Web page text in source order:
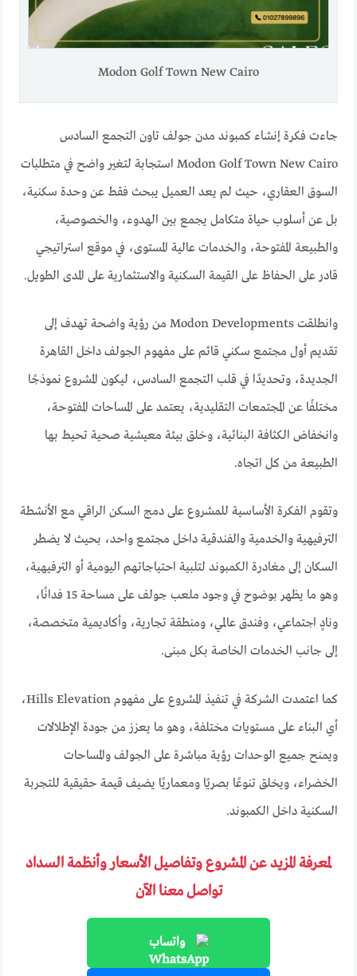
Modon Golf Town New Cairo
جاءت فكرة إنشاء كمبوند مدن جولف تاون التجمع السادس
Modon Golf Town New Cairo استجابة لتغير واضح في متطلبات
السوق العقاري، حيث لم يعد العميل يبحث فقط عن وحدة سكنية،
بل عن أسلوب حياة متكامل يجمع بين الهدوء، والخصوصية،
والطبيعة المفتوحة، والخدمات عالية المستوى، في موقع استراتيجي
قادر على الحفاظ على القيمة السكنية والاستثمارية على المدى الطويل.
وانطلقت Modon Developments من رؤية واضحة تهدف إلى
تقديم أول مجتمع سكني قائم على مفهوم الجولف داخل القاهرة
الجديدة، وتحديدًا في قلب التجمع السادس، ليكون المشروع نموذجًا
مختلفًا عن المجتمعات التقليدية، يعتمد على المساحات المفتوحة،
وانخفاض الكثافة البنائية، وخلق بيئة معيشية صحية تحيط بها
الطبيعة من كل اتجاه.
وتقوم الفكرة الأساسية للمشروع على دمج السكن الراقي مع الأنشطة
الترفيهية والخدمية والفندقية داخل مجتمع واحد، بحيث لا يضطر
السكان إلى مغادرة الكمبوند لتلبية احتياجاتهم اليومية أو الترفيهية،
وهو ما يظهر بوضوح في وجود ملعب جولف على مساحة 15 فدانًا،
ونادٍ اجتماعي، وفندق عالمي، ومنطقة تجارية، وأكاديمية متخصصة،
إلى جانب الخدمات الخاصة بكل مبنى.
كما اعتمدت الشركة في تنفيذ المشروع على مفهوم Hills Elevation،
أي البناء على مستويات مختلفة، وهو ما يعزز من جودة الإطلالات
ويمنح جميع الوحدات رؤية مباشرة على الجولف والمساحات
الخضراء، ويخلق تنوعًا بصريًا ومعماريًا يضيف قيمة حقيقية للتجربة
السكنية داخل الكمبوند.
لمعرفة المزيد عن المشروع وتفاصيل الأسعار وأنظمة السداد
تواصل معنا الآن
واتساب